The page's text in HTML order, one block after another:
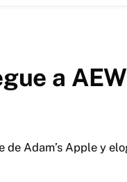
a AEW
Adam’s Apple y